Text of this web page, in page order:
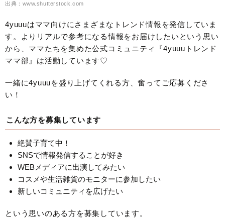
出典：www.shutterstock.com
4yuuuはママ向けにさまざまなトレンド情報を発信していま
す。よりリアルで参考になる情報をお届けしたいという思い
から、ママたちを集めた公式コミュニティ『4yuuuトレンド
ママ部』は活動しています♡
一緒に4yuuuを盛り上げてくれる方、奮ってご応募くださ
い！
こんな方を募集しています
絶賛子育て中！
SNSで情報発信することが好き
WEBメディアに出演してみたい
コスメや生活雑貨のモニターに参加したい
新しいコミュニティを広げたい
という思いのある方を募集しています。